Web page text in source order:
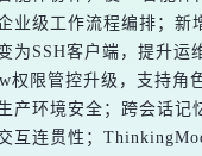
业级工作流程编排；新
为SSH客户端，提升运
权限管控升级，支持角
产环境安全；跨会话记
互连贯性；